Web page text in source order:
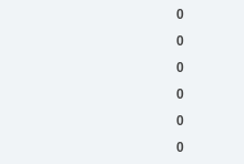
0
0
0
0
0
0